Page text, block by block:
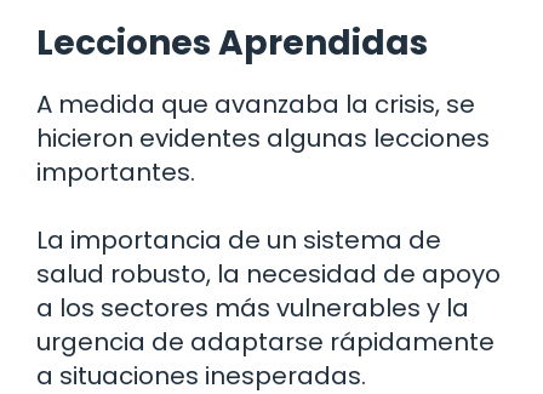
Lecciones Aprendidas
A medida que avanzaba la crisis, se
hicieron evidentes algunas lecciones
importantes.
La importancia de un sistema de
salud robusto, la necesidad de apoyo
a los sectores más vulnerables y la
urgencia de adaptarse rápidamente
a situaciones inesperadas.